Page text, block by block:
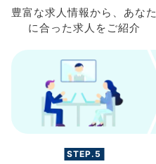
豊富な求人情報から、 あなた
に合った求人を ご紹介
STEP.5